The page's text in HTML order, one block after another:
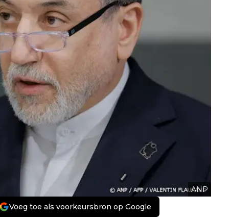
ANP
Voeg toe als voorkeursbron op Google